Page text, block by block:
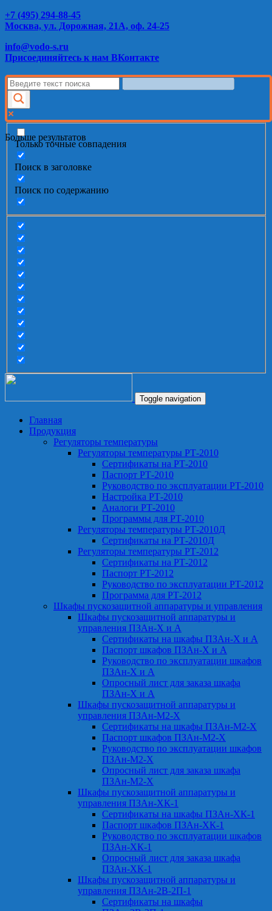
+7 (495) 294-88-45
Москва, ул. Дорожная, 21А, оф. 24-25
info@vodo-s.ru
Присоединяйтесь к нам ВКонтакте
Больше результатов
Только точные совпадения
Поиск в заголовке
Поиск по содержанию
Toggle navigation
Главная
Продукция
Регуляторы температуры
Регуляторы температуры РТ-2010
Сертификаты на РТ-2010
Паспорт РТ-2010
Руководство по эксплуатации РТ-2010
Настройка РТ-2010
Аналоги РТ-2010
Программы для РТ-2010
Регуляторы температуры РТ-2010Д
Сертификаты на РТ-2010Д
Регуляторы температуры РТ-2012
Сертификаты на РТ-2012
Паспорт РТ-2012
Руководство по эксплуатации РТ-2012
Программа для РТ-2012
Шкафы пускозащитной аппаратуры и управления
Шкафы пускозащитной аппаратуры и
управления ПЗАн-Х и А
Сертификаты на шкафы ПЗАн-Х и А
Паспорт шкафов ПЗАн-Х и А
Руководство по эксплуатации шкафов
ПЗАн-Х и А
Опросный лист для заказа шкафа
ПЗАн-Х и А
Шкафы пускозащитной аппаратуры и
управления ПЗАн-М2-Х
Сертификаты на шкафы ПЗАн-М2-Х
Паспорт шкафов ПЗАн-М2-Х
Руководство по эксплуатации шкафов
ПЗАн-М2-Х
Опросный лист для заказа шкафа
ПЗАн-М2-Х
Шкафы пускозащитной аппаратуры и
управления ПЗАн-ХК-1
Сертификаты на шкафы ПЗАн-ХК-1
Паспорт шкафов ПЗАн-ХК-1
Руководство по эксплуатации шкафов
ПЗАн-ХК-1
Опросный лист для заказа шкафа
ПЗАн-ХК-1
Шкафы пускозащитной аппаратуры и
управления ПЗАн-2В-2П-1
Сертификаты на шкафы